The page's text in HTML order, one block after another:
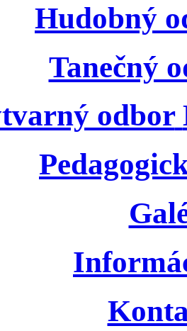
Hudobný
Tanečný
odbor